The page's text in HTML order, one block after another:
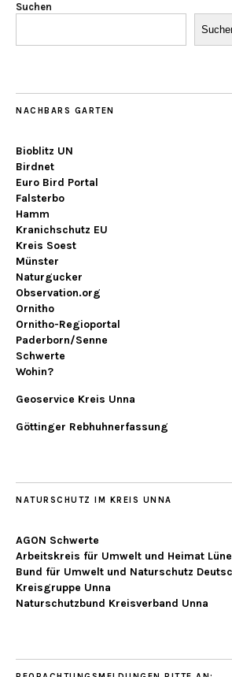
Suchen
NACHBARS GARTEN
Bioblitz UN
Birdnet
Euro Bird Portal
Falsterbo
Hamm
Kranichschutz EU
Kreis Soest
Münster
Naturgucker
Observation.org
Ornitho
Ornitho-Regioportal
Paderborn/Senne
Schwerte
Wohin?
Geoservice Kreis Unna
Göttinger Rebhuhnerfassung
NATURSCHUTZ IM KREIS UNNA
AGON Schwerte
Arbeitskreis für Umwelt und Heimat
Bund für Umwelt und Naturschutz
Kreisgruppe Unna
Naturschutzbund Kreisverband Unna